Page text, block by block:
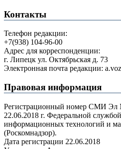
Контакты
Телефон редакции:
+7(938) 104-96-00
Адрес для корреспонденции:
г. Липецк ул. Октябрьская д. 73
Электронная почта редакции:
Правовая информация
Регистрационный номер СМИ Эл
22.06.2018 г. Федеральной
информационных технологий и
(Роскомнадзор).
Дата регистрации 22.06.2018